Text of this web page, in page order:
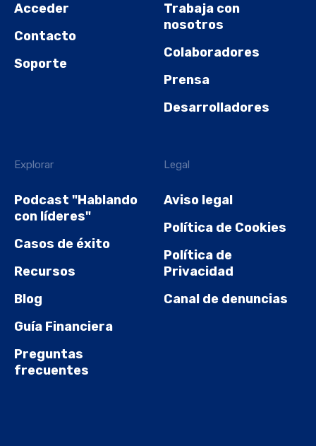
Acceder
Contacto
Soporte
Trabaja con
nosotros
Colaboradores
Prensa
Desarrolladores
Explorar
Podcast "Hablando
con líderes"
Casos de éxito
Recursos
Blog
Guía Financiera
Preguntas
frecuentes
Legal
Aviso legal
Política de Cookies
Política de
Privacidad
Canal de denuncias